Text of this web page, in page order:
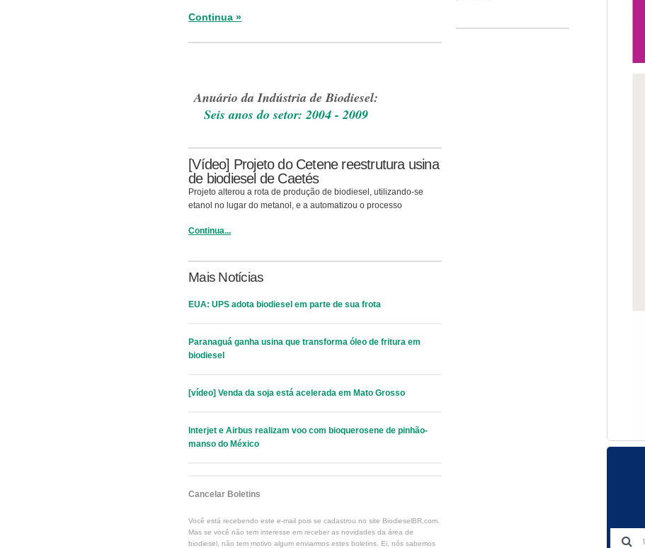
Continua »
Anuário da Indústria de Biodiesel:
Seis anos do setor: 2004 - 2009
[Vídeo] Projeto do Cetene reestrutura usina
de biodiesel de Caetés
Projeto alterou a rota de produção de biodiesel, utilizando-se
etanol no lugar do metanol, e a automatizou o processo
Continua...
Mais Notícias
EUA: UPS adota biodiesel em parte de sua frota
Paranaguá ganha usina que transforma óleo de fritura em
biodiesel
[vídeo] Venda da soja está acelerada em Mato Grosso
Interjet e Airbus realizam voo com bioquerosene de pinhão-
manso do México
Cancelar Boletins
Você está recebendo este e-mail pois se cadastrou no site BiodieselBR.com.
Mas se você não tem interesse em receber as novidades da área de
biodiesel, não tem motivo algum enviarmos estes boletins. Ei, nós sabemos